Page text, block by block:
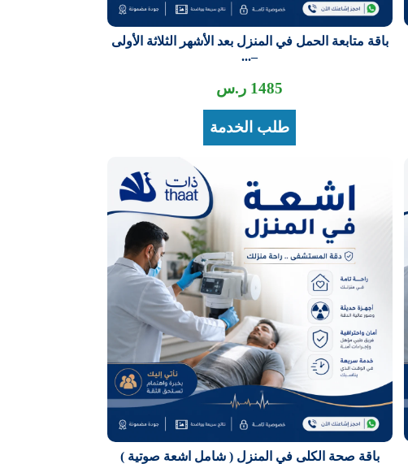
باقة متابعة الحمل في المنزل بعد الأشهر الثلاثة الأولى
–...
1485 ر.س
طلب الخدمة
باقة صحة الكلى في المنزل ( شامل اشعة صوتية )